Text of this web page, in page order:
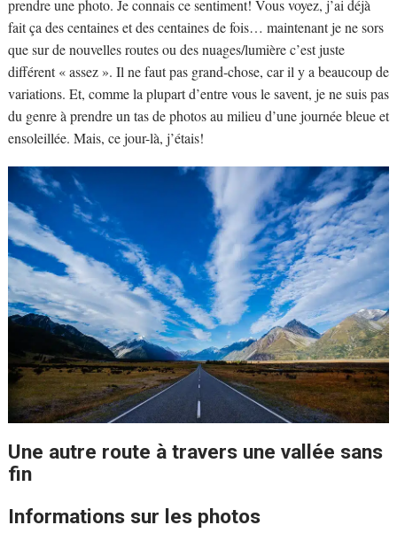
prendre une photo. Je connais ce sentiment! Vous voyez, j’ai déjà
fait ça des centaines et des centaines de fois… maintenant je ne sors
que sur de nouvelles routes ou des nuages/lumière c’est juste
différent « assez ». Il ne faut pas grand-chose, car il y a beaucoup de
variations. Et, comme la plupart d’entre vous le savent, je ne suis pas
du genre à prendre un tas de photos au milieu d’une journée bleue et
ensoleillée. Mais, ce jour-là, j’étais!
Une autre route à travers une vallée sans
fin
Informations sur les photos